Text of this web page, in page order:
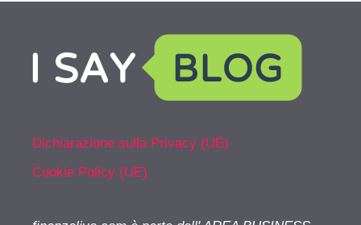
Dichiarazione sulla Privacy (UE)
Cookie Policy (UE)